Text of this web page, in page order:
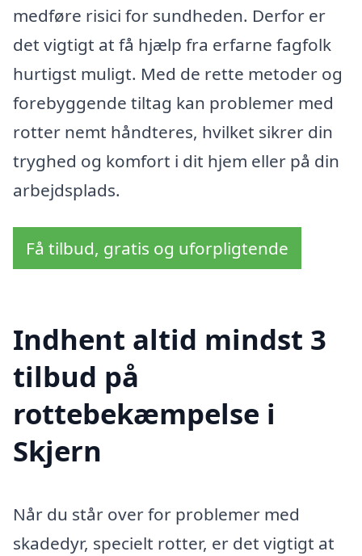
medføre risici for sundheden. Derfor er
det vigtigt at få hjælp fra erfarne fagfolk
hurtigst muligt. Med de rette metoder og
forebyggende tiltag kan problemer med
rotter nemt håndteres, hvilket sikrer din
tryghed og komfort i dit hjem eller på din
arbejdsplads.
Få tilbud, gratis og uforpligtende
Indhent altid mindst 3
tilbud på
rottebekæmpelse i
Skjern
Når du står over for problemer med
skadedyr, specielt rotter, er det vigtigt at